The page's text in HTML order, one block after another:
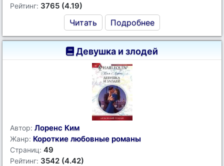
Рейтинг: 3765 (4.19)
Читать Подробнее
Девушка и злодей
Автор: Лоренс Ким
Жанр: Короткие любовные романы
Страниц: 49
Рейтинг: 3542 (4.42)